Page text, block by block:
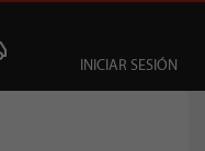
INICIAR SESIÓN